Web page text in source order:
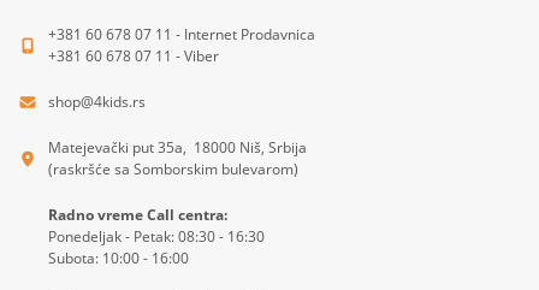
+381 60 678 07 11 - Internet Prodavnica
+381 60 678 07 11 - Viber
shop@4kids.rs
Matejevački put 35a, 18000 Niš, Srbija
(raskršće sa Somborskim bulevarom)
Radno vreme Call centra:
Ponedeljak - Petak: 08:30 - 16:30
Subota: 10:00 - 16:00